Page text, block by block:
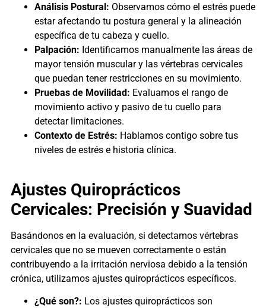
Análisis Postural: Observamos cómo el estrés puede
estar afectando tu postura general y la alineación
específica de tu cabeza y cuello.
Palpación: Identificamos manualmente las áreas de
mayor tensión muscular y las vértebras cervicales
que puedan tener restricciones en su movimiento.
Pruebas de Movilidad: Evaluamos el rango de
movimiento activo y pasivo de tu cuello para
detectar limitaciones.
Contexto de Estrés: Hablamos contigo sobre tus
niveles de estrés e historia clínica.
Ajustes Quiroprácticos
Cervicales: Precisión y Suavidad
Basándonos en la evaluación, si detectamos vértebras
cervicales que no se mueven correctamente o están
contribuyendo a la irritación nerviosa debido a la tensión
crónica, utilizamos ajustes quiroprácticos específicos.
¿Qué son?: Los ajustes quiroprácticos son